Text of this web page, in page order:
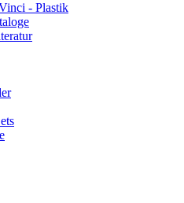
- Plastik